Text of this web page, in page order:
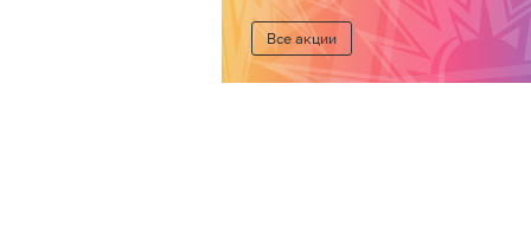
Все акции